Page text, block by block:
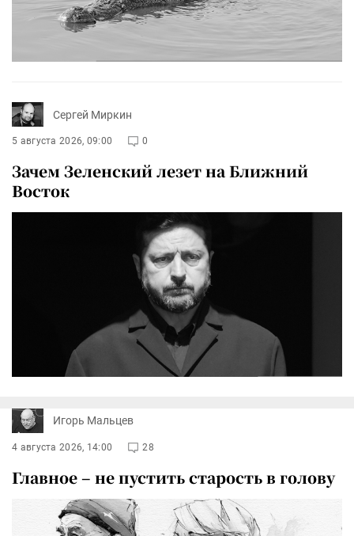
Сергей Миркин
5 августа 2026, 09:00 0
Зачем Зеленский лезет на Ближний
Восток
Игорь Мальцев
4 августа 2026, 14:00 28
Главное – не пустить старость в голову